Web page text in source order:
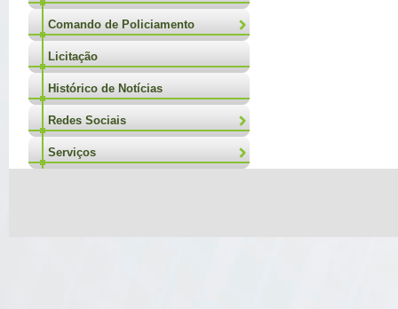
Comando de Policiamento
Licitação
Histórico de Notícias
Redes Sociais
Serviços